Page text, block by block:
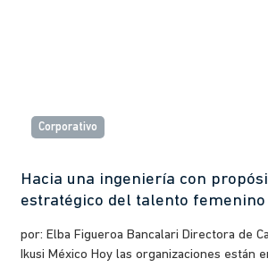
Corporativo
Hacia una ingeniería con
estratégico del talento femenino
por: Elba Figueroa Bancalari Directora de
Ikusi México Hoy las organizaciones están